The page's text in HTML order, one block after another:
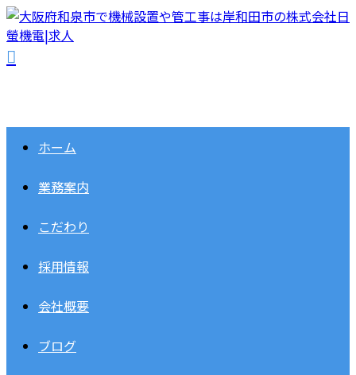
ホーム
業務案内
こだわり
採用情報
会社概要
ブログ